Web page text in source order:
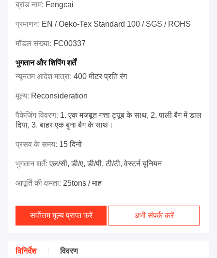
ब्रांड नाम: Fengcai
प्रमाणन: EN / Oeko-Tex Standard 100 / SGS / ROHS
मॉडल संख्या: FC00337
भुगतान और शिपिंग शर्तें
न्यूनतम आदेश मात्रा: 400 मीटर प्रति रंग
मूल्य: Reconsideration
पैकेजिंग विवरण: 1. एक मजबूत गत्ता ट्यूब के साथ, 2. पाली बैग में डाल
दिया, 3. बाहर एक बुना बैग के साथ।
प्रसव के समय: 15 दिनों
भुगतान शर्तें:एल/सी, डी/ए, डी/पी, टी/टी, वेस्टर्न यूनियन
आपूर्ति की क्षमता: 25tons / माह
सर्वोत्तम मूल्य प्राप्त करें अभी संपर्क करें
विनिर्देश विवरण